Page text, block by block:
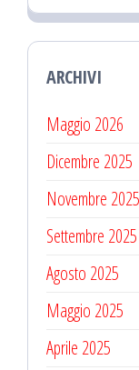
ARCHIVI
Maggio 2026
Dicembre 2025
Novembre 2025
Settembre 2025
Agosto 2025
Maggio 2025
Aprile 2025